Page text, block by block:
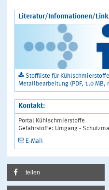
Literatur/Informationen/
Stoffliste für
Metallbearbeitung (PDF, 1,0 MB,
Kontakt:
Portal Kühlschmierstoffe
Gefahrstoffe: Umgang -
E-Mail
teilen